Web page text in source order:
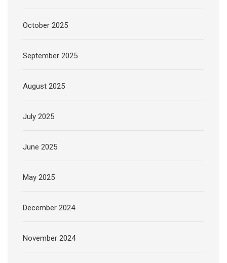
October 2025
September 2025
August 2025
July 2025
June 2025
May 2025
December 2024
November 2024